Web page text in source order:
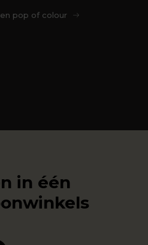
pop of colour
in één